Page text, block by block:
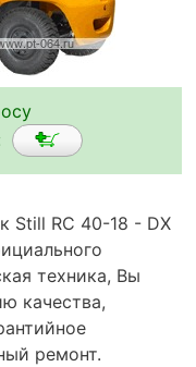
Still RC 40-18 - DX
техника, Вы
качества,
ремонт.